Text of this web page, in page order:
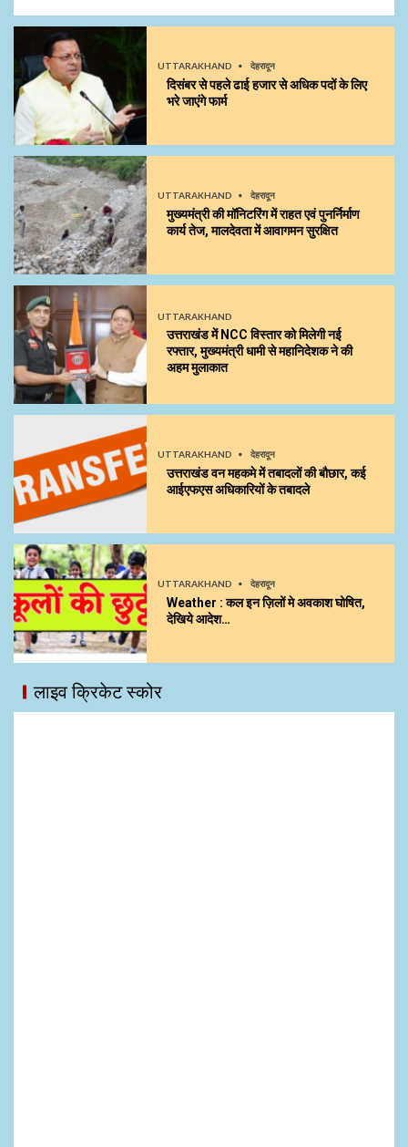
UTTARAKHAND देहरादून
दिसंबर से पहले ढाई हजार से अधिक पदों के लिए
भरे जाएंगे फार्म
UTTARAKHAND देहरादून
मुख्यमंत्री की मॉनिटरिंग में राहत एवं पुनर्निर्माण
कार्य तेज, मालदेवता में आवागमन सुरक्षित
UTTARAKHAND
उत्तराखंड में NCC विस्तार को मिलेगी नई
रफ्तार, मुख्यमंत्री धामी से महानिदेशक ने की
अहम मुलाकात
UTTARAKHAND देहरादून
उत्तराखंड वन महकमे में तबादलों की बौछार, कई
आईएफएस अधिकारियों के तबादले
UTTARAKHAND देहरादून
Weather : कल इन ज़िलों मे अवकाश घोषित,
देखिये आदेश…
लाइव क्रिकेट स्कोर